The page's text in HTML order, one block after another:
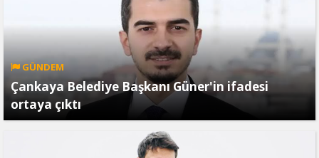
GÜNDEM
Çankaya Belediye Başkanı Güner'in ifadesi
ortaya çıktı